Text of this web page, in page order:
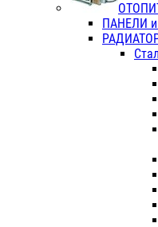
ПАНЕЛИ